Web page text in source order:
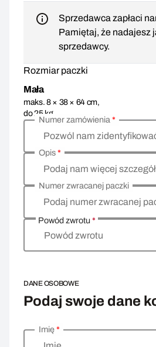
Sprzedawca zapłaci
Pamiętaj, że nadajesz
sprzedawcy.
Rozmiar paczki
Mała
maks. 8 × 38 × 64 cm,
do 25 kg
Pozwól nam
Numer zamówienia*
Opis*
Podaj numer zwracanej
Numer zwracanej paczki
Powód zwrotu*
Powód zwrotu
DANE OSOBOWE
Podaj swoje dane
Wprowadź swoje dane osobowe
Imię*